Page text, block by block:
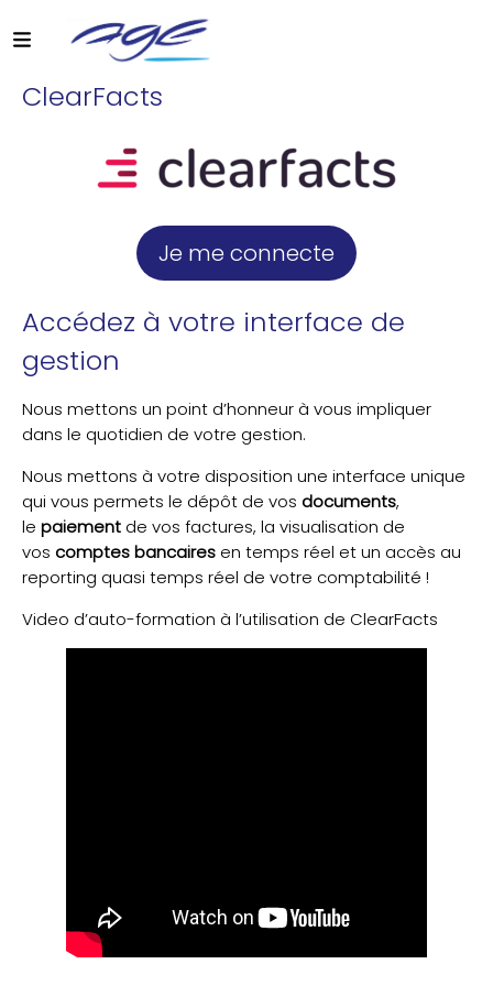
ClearFacts
Je me connecte
Accédez à votre interface de
gestion
Nous mettons un point d’honneur à vous impliquer
dans le quotidien de votre gestion.
Nous mettons à votre disposition une interface unique
qui vous permets le dépôt de vos documents,
le paiement de vos factures, la visualisation de
vos comptes bancaires en temps réel et un accès au
reporting quasi temps réel de votre comptabilité !
Video d’auto-formation à l’utilisation de ClearFacts